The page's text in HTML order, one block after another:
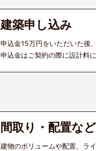
建築申し込み
申込金15万円をいただいた後
申込金はご契約の際に設計料
間取り・配置な
建物のボリュームや配置、ラ